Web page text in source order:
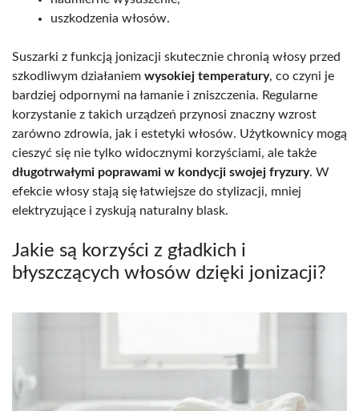
uszkodzenia włosów.
Suszarki z funkcją jonizacji skutecznie chronią włosy przed
szkodliwym działaniem wysokiej temperatury, co czyni je
bardziej odpornymi na łamanie i zniszczenia. Regularne
korzystanie z takich urządzeń przynosi znaczny wzrost
zarówno zdrowia, jak i estetyki włosów. Użytkownicy mogą
cieszyć się nie tylko widocznymi korzyściami, ale także
długotrwałymi poprawami w kondycji swojej fryzury. W
efekcie włosy stają się łatwiejsze do stylizacji, mniej
elektryzujące i zyskują naturalny blask.
Jakie są korzyści z gładkich i
błyszczących włosów dzięki jonizacji?